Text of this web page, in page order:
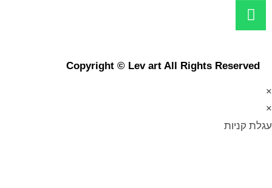
Copyright © Lev art All Rights Reserved
×
×
עגלת קניות